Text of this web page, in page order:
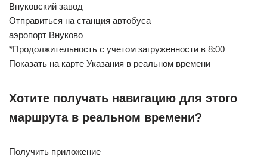
Внуковский завод
Отправиться на станция автобуса
аэропорт Внуково
*Продолжительность с учетом загруженности в 8:00
Показать на карте Указания в реальном времени
Хотите получать навигацию для этого
маршрута в реальном времени?
Получить приложение